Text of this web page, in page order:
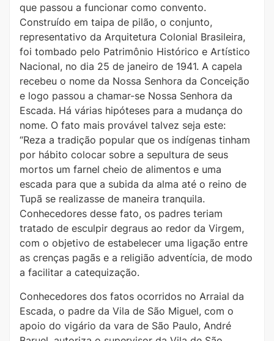
que passou a funcionar como convento.
Construído em taipa de pilão, o conjunto,
representativo da Arquitetura Colonial Brasileira,
foi tombado pelo Patrimônio Histórico e Artístico
Nacional, no dia 25 de janeiro de 1941. A capela
recebeu o nome da Nossa Senhora da Conceição
e logo passou a chamar-se Nossa Senhora da
Escada. Há várias hipóteses para a mudança do
nome. O fato mais provável talvez seja este:
“Reza a tradição popular que os indígenas tinham
por hábito colocar sobre a sepultura de seus
mortos um farnel cheio de alimentos e uma
escada para que a subida da alma até o reino de
Tupã se realizasse de maneira tranquila.
Conhecedores desse fato, os padres teriam
tratado de esculpir degraus ao redor da Virgem,
com o objetivo de estabelecer uma ligação entre
as crenças pagãs e a religião adventícia, de modo
a facilitar a catequização.
Conhecedores dos fatos ocorridos no Arraial da
Escada, o padre da Vila de São Miguel, com o
apoio do vigário da vara de São Paulo, André